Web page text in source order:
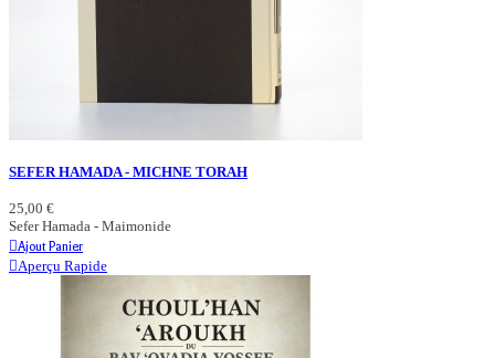
SEFER HAMADA - MICHNE TORAH
25,00 €
Sefer Hamada - Maimonide
Ajout Panier
Aperçu Rapide